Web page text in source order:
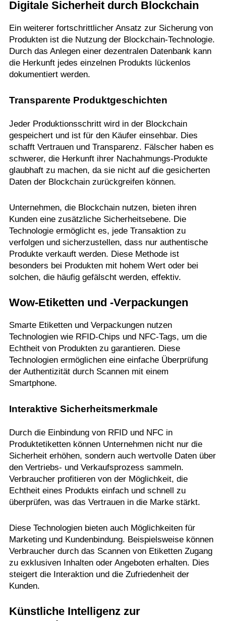
Digitale Sicherheit durch Blockchain
Ein weiterer fortschrittlicher Ansatz zur Sicherung von
Produkten ist die Nutzung der Blockchain-Technologie.
Durch das Anlegen einer dezentralen Datenbank kann
die Herkunft jedes einzelnen Produkts lückenlos
dokumentiert werden.
Transparente Produktgeschichten
Jeder Produktionsschritt wird in der Blockchain
gespeichert und ist für den Käufer einsehbar. Dies
schafft Vertrauen und Transparenz. Fälscher haben es
schwerer, die Herkunft ihrer Nachahmungs-Produkte
glaubhaft zu machen, da sie nicht auf die gesicherten
Daten der Blockchain zurückgreifen können.
Unternehmen, die Blockchain nutzen, bieten ihren
Kunden eine zusätzliche Sicherheitsebene. Die
Technologie ermöglicht es, jede Transaktion zu
verfolgen und sicherzustellen, dass nur authentische
Produkte verkauft werden. Diese Methode ist
besonders bei Produkten mit hohem Wert oder bei
solchen, die häufig gefälscht werden, effektiv.
Wow-Etiketten und -Verpackungen
Smarte Etiketten und Verpackungen nutzen
Technologien wie RFID-Chips und NFC-Tags, um die
Echtheit von Produkten zu garantieren. Diese
Technologien ermöglichen eine einfache Überprüfung
der Authentizität durch Scannen mit einem
Smartphone.
Interaktive Sicherheitsmerkmale
Durch die Einbindung von RFID und NFC in
Produktetiketten können Unternehmen nicht nur die
Sicherheit erhöhen, sondern auch wertvolle Daten über
den Vertriebs- und Verkaufsprozess sammeln.
Verbraucher profitieren von der Möglichkeit, die
Echtheit eines Produkts einfach und schnell zu
überprüfen, was das Vertrauen in die Marke stärkt.
Diese Technologien bieten auch Möglichkeiten für
Marketing und Kundenbindung. Beispielsweise können
Verbraucher durch das Scannen von Etiketten Zugang
zu exklusiven Inhalten oder Angeboten erhalten. Dies
steigert die Interaktion und die Zufriedenheit der
Kunden.
Künstliche Intelligenz zur